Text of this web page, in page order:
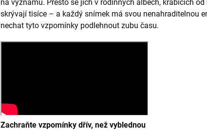
na významu. Přesto se jich v rodinných albech, krabicích
skrývají tisíce – a každý snímek má svou nenahraditelnou
nechat tyto vzpomínky podlehnout zubu času.
Zachraňte vzpomínky dřív, než vyblednou